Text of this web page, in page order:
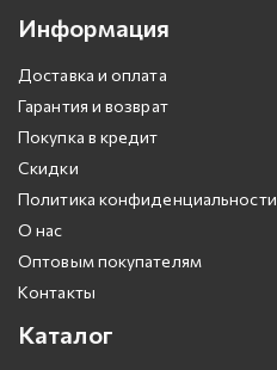
Информация
Доставка и оплата
Гарантия и возврат
Покупка в кредит
Скидки
Политика конфиденциальности
О нас
Оптовым покупателям
Контакты
Каталог